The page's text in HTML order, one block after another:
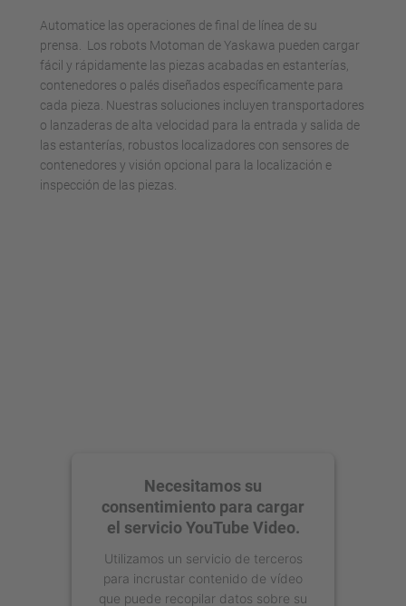
Automatice las operaciones de final de línea de su
prensa. Los robots Motoman de Yaskawa pueden cargar
fácil y rápidamente las piezas acabadas en estanterías,
contenedores o palés diseñados específicamente para
cada pieza. Nuestras soluciones incluyen transportadores
o lanzaderas de alta velocidad para la entrada y salida de
las estanterías, robustos localizadores con sensores de
contenedores y visión opcional para la localización e
inspección de las piezas.
Necesitamos su
consentimiento para cargar
el servicio YouTube Video.
Utilizamos un servicio de terceros
para incrustar contenido de vídeo
que puede recopilar datos sobre su